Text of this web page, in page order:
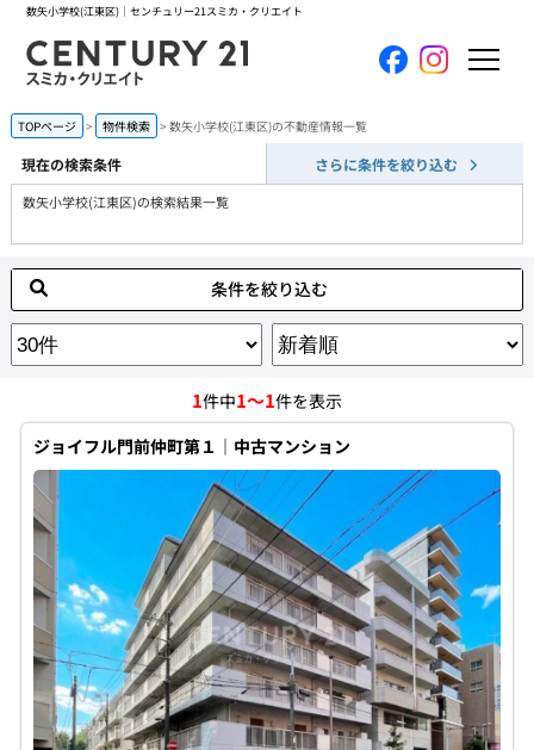
数矢小学校(江東区)｜センチュリー21スミカ・クリエイト
ホーム
当社について
買いたい
売りたい
コンテンツ
採用情報
会員メニュー
個人情報保護の取扱い 会員規約 サイトマップ
TOPページ 物件検索 数矢小学校(江東区)の不動産情報一覧
現在の検索条件 さらに条件を絞り込む
数矢小学校(江東区)の検索結果一覧
条件を絞り込む
1件中1～1件を表示
ジョイフル門前仲町第１｜中古マンション